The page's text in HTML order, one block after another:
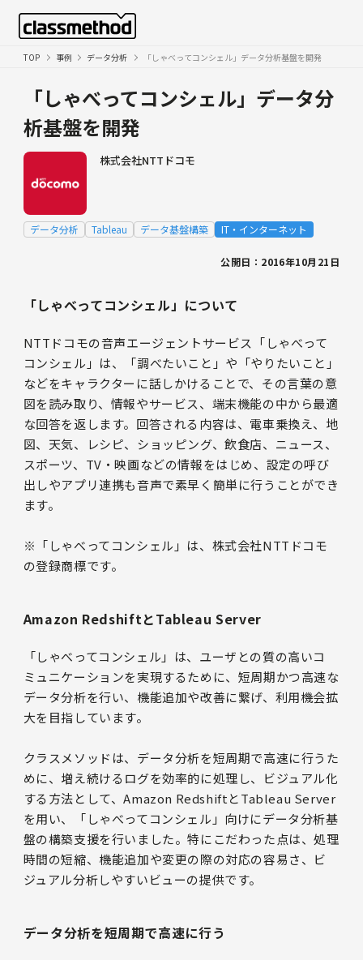
TOP 事例 データ分析 「しゃべってコンシェル」データ分析基盤を開発
「しゃべってコンシェル」データ分
析基盤を開発
株式会社NTTドコモ
データ分析 Tableau データ基盤構築 IT・インターネット
公開日：2016年10月21日
「しゃべってコンシェル」について
NTTドコモの音声エージェントサービス「しゃべって
コンシェル」は、「調べたいこと」や「やりたいこと」
などをキャラクターに話しかけることで、その言葉の意
図を読み取り、情報やサービス、端末機能の中から最適
な回答を返します。回答される内容は、電車乗換え、地
図、天気、レシピ、ショッピング、飲食店、ニュース、
スポーツ、TV・映画などの情報をはじめ、設定の呼び
出しやアプリ連携も音声で素早く簡単に行うことができ
ます。
※「しゃべってコンシェル」は、株式会社NTTドコモ
の登録商標です。
Amazon RedshiftとTableau Server
「しゃべってコンシェル」は、ユーザとの質の高いコ
ミュニケーションを実現するために、短周期かつ高速な
データ分析を行い、機能追加や改善に繋げ、利用機会拡
大を目指しています。
クラスメソッドは、データ分析を短周期で高速に行うた
めに、増え続けるログを効率的に処理し、ビジュアル化
する方法として、Amazon RedshiftとTableau Server
を用い、「しゃべってコンシェル」向けにデータ分析基
盤の構築支援を行いました。特にこだわった点は、処理
時間の短縮、機能追加や変更の際の対応の容易さ、ビ
ジュアル分析しやすいビューの提供です。
データ分析を短周期で高速に行う